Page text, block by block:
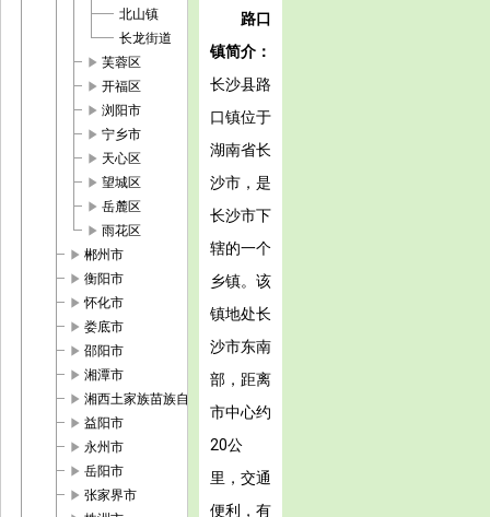
北山镇
长龙街道
play_arrow 芙蓉区
play_arrow 开福区
play_arrow 浏阳市
play_arrow 宁乡市
play_arrow 天心区
play_arrow 望城区
play_arrow 岳麓区
play_arrow 雨花区
play_arrow 郴州市
play_arrow 衡阳市
play_arrow 怀化市
play_arrow 娄底市
play_arrow 邵阳市
play_arrow 湘潭市
play_arrow 湘西土家族苗族自治州
play_arrow 益阳市
play_arrow 永州市
play_arrow 岳阳市
play_arrow 张家界市
路口
镇简介：
长沙县路
口镇位于
湖南省长
沙市，是
长沙市下
辖的一个
乡镇。该
镇地处长
沙市东南
部，距离
市中心约
20公
里，交通
便利，有